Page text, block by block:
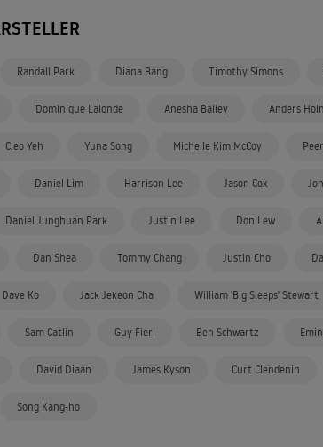
Randall Park Diana Bang Timothy Simons
Dominique Lalonde Anesha Bailey Anders
Cleo Yeh Yuna Song Michelle Kim McCoy
Daniel Lim Harrison Lee Jason Cox
Daniel Junghuan Park Justin Lee Don Lew
Dan Shea Tommy Chang Justin Cho
Dave Ko Jack Jekeon Cha William 'Big Sleeps' Stewart
Sam Catlin Guy Fieri Ben Schwartz
David Diaan James Kyson Curt Clendenin
Song Kang-ho